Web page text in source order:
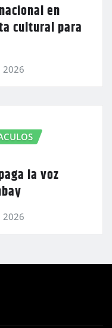
en
cultural para
2026
la voz
2026